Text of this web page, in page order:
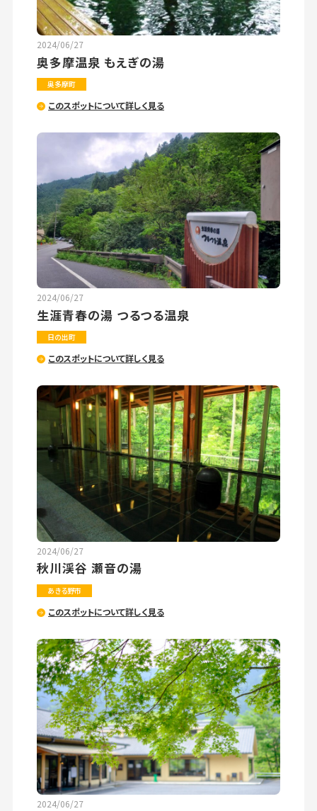
2024/06/27
奥多摩温泉 もえぎの湯
奥多摩町
このスポットについて詳しく見る
2024/06/27
生涯青春の湯 つるつる温泉
日の出町
このスポットについて詳しく見る
2024/06/27
秋川渓谷 瀬音の湯
あきる野市
このスポットについて詳しく見る
2024/06/27